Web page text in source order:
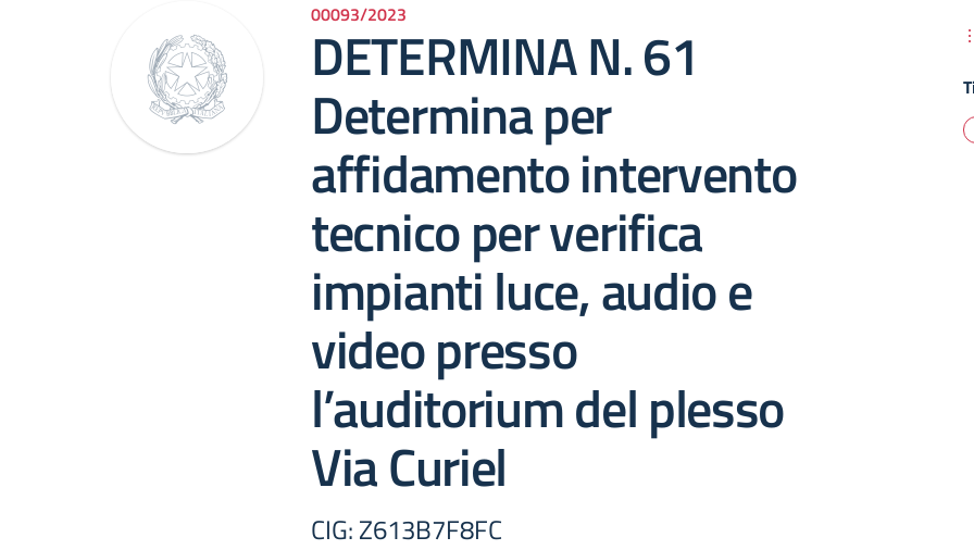
00093/2023
DETERMINA N. 61
Determina per
affidamento intervento
tecnico per verifica
impianti luce, audio e
video presso
l’auditorium del plesso
Via Curiel
CIG: Z613B7F8FC